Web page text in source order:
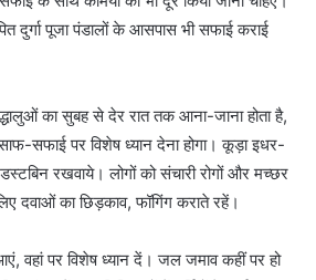
दुर्गा पूजा पंडालों के आसपास भी सफाई कराई
का सुबह से देर रात तक आना-जाना होता है,
सफाई पर विशेष ध्यान देना होगा। कूड़ा इधर-
रखवाये। लोगों को संचारी रोगों और मच्छर
दवाओं का छिड़काव, फॉगिंग कराते रहें।
वहां पर विशेष ध्यान दें। जल जमाव कहीं पर हो